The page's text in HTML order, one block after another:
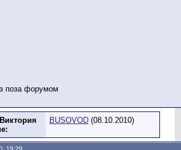
BUSOVOD (08.10.2010)
19:29